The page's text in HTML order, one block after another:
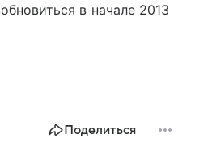
в начале 2013
Поделиться